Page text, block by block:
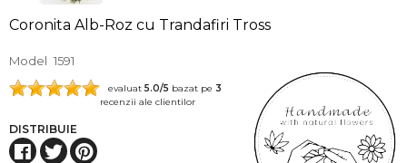
Coronita Alb-Roz cu Trandafiri Tross
Model 1591
evaluat 5.0/5 bazat pe 3
recenzii ale clientilor
DISTRIBUIE